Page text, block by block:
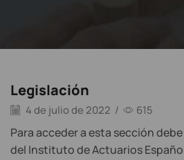
Legislación
4 de julio de 2022 / 615
Para acceder a esta sección
del Instituto de Actuarios